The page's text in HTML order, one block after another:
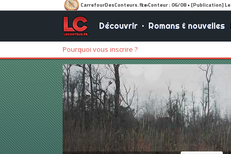
Découvrir• Romans & nouvelles
Pourquoi vous inscrire ?